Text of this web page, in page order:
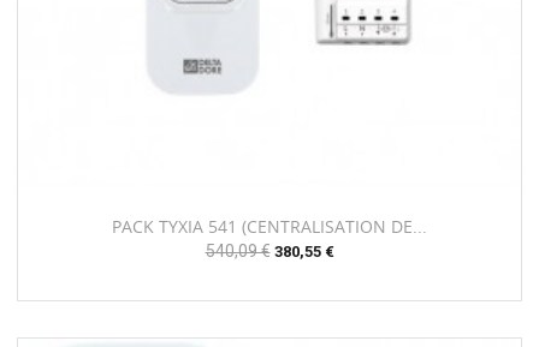
PACK TYXIA 541 (CENTRALISATION DE...
Prix
540,09 € Prix
380,55 €